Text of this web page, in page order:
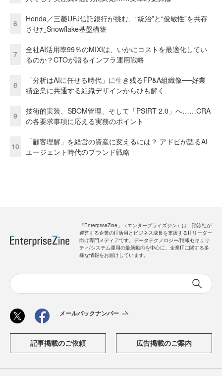
6
Honda／三菱UFJ信託銀行が挑む、“統治”と“俊敏性”を共存
させたSnowflake基盤構築
7
全社AI活用率99％のMIXIは、いかにコストを最適化してい
るのか？CTOが語るインフラ運用戦略
8
「分析はAIに任せる時代」に生き残るFP&A組織像──好業
績企業に共通する組織デザインからひも解く
9
技術的実装、SBOM管理、そして「PSIRT 2.0」へ……CRA
の各要求事項に応える実務のポイント
10
「顧客理解」を経営の資産に変えるには？ アドビが語るAI
エージェント時代のブランド戦略
「EnterpriseZine」（エンタープライズジン）は、翔泳社が
運営する企業のIT活用とビジネス成長を支援するITリーダー
向け専門メディアです。データテクノロジー/情報セキュリ
ティ/システム運用の最新動向を中心に、企業ITに関する多
様な情報をお届けしています。
メールバックナンバー
記事掲載のご依頼 広告掲載のご案内